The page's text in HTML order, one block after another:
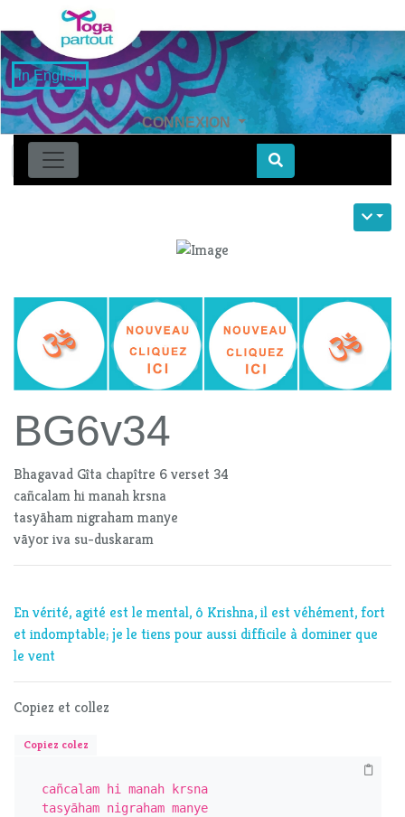
in English
CONNEXION
Find
BG6v34
Bhagavad Gîta chapître 6 verset 34
cañcalam hi manah krsna
tasyāham nigraham manye
vāyor iva su-duskaram
En vérité, agité est le mental, ô Krishna, il est véhément, fort
et indomptable; je le tiens pour aussi difficile à dominer que
le vent
Copiez et collez
Copiez colez
cañcalam hi manah krsna
tasyāham nigraham manye